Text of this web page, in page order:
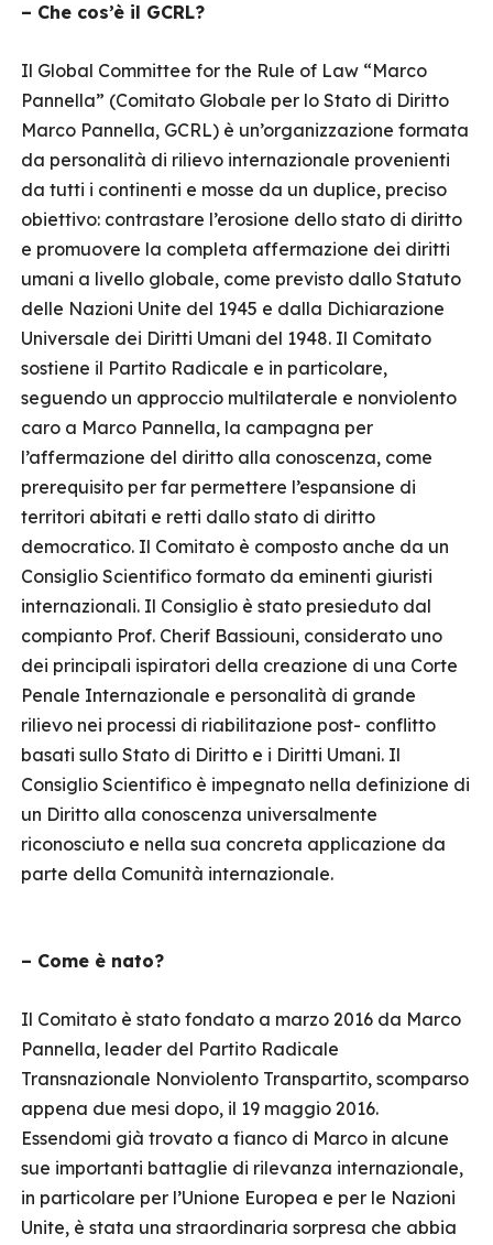
– Che cos’è il GCRL?
Il Global Committee for the Rule of Law “Marco
Pannella” (Comitato Globale per lo Stato di Diritto
Marco Pannella, GCRL) è un’organizzazione formata
da personalità di rilievo internazionale provenienti
da tutti i continenti e mosse da un duplice, preciso
obiettivo: contrastare l’erosione dello stato di diritto
e promuovere la completa affermazione dei diritti
umani a livello globale, come previsto dallo Statuto
delle Nazioni Unite del 1945 e dalla Dichiarazione
Universale dei Diritti Umani del 1948. Il Comitato
sostiene il Partito Radicale e in particolare,
seguendo un approccio multilaterale e nonviolento
caro a Marco Pannella, la campagna per
l’affermazione del diritto alla conoscenza, come
prerequisito per far permettere l’espansione di
territori abitati e retti dallo stato di diritto
democratico. Il Comitato è composto anche da un
Consiglio Scientifico formato da eminenti giuristi
internazionali. Il Consiglio è stato presieduto dal
compianto Prof. Cherif Bassiouni, considerato uno
dei principali ispiratori della creazione di una Corte
Penale Internazionale e personalità di grande
rilievo nei processi di riabilitazione post- conflitto
basati sullo Stato di Diritto e i Diritti Umani. Il
Consiglio Scientifico è impegnato nella definizione di
un Diritto alla conoscenza universalmente
riconosciuto e nella sua concreta applicazione da
parte della Comunità internazionale.
– Come è nato?
Il Comitato è stato fondato a marzo 2016 da Marco
Pannella, leader del Partito Radicale
Transnazionale Nonviolento Transpartito, scomparso
appena due mesi dopo, il 19 maggio 2016.
Essendomi già trovato a fianco di Marco in alcune
sue importanti battaglie di rilevanza internazionale,
in particolare per l’Unione Europea e per le Nazioni
Unite, è stata una straordinaria sorpresa che abbia